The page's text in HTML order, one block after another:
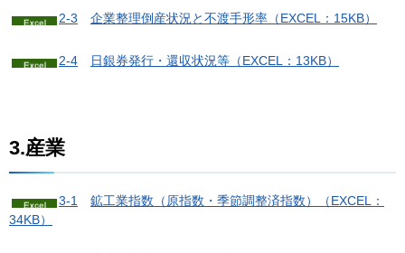
2-3 企業整理倒産状況と不渡手形率（EXCEL：15KB）
2-4 日銀券発行・還収状況等（EXCEL：13KB）
3.産業
3-1 鉱工業指数（原指数・季節調整済指数）（EXCEL：
34KB）